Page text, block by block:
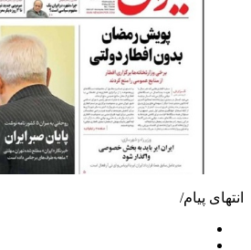
انتهای پیام/